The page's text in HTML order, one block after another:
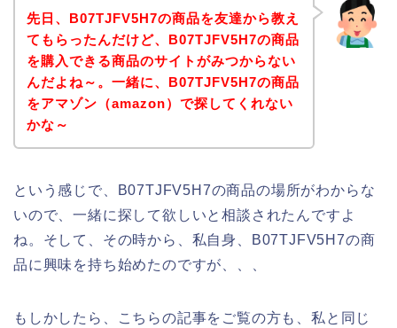
先日、B07TJFV5H7の商品を友達から教え
てもらったんだけど、B07TJFV5H7の商品
を購入できる商品のサイトがみつからない
んだよね～。一緒に、B07TJFV5H7の商品
をアマゾン（amazon）で探してくれない
かな～
という感じで、B07TJFV5H7の商品の場所がわからな
いので、一緒に探して欲しいと相談されたんですよ
ね。そして、その時から、私自身、B07TJFV5H7の商
品に興味を持ち始めたのですが、、、
もしかしたら、こちらの記事をご覧の方も、私と同じ